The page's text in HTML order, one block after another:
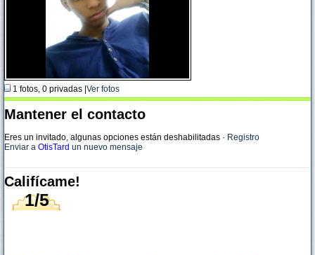
1 fotos, 0 privadas | Ver fotos
Mantener el contacto
Eres un invitado, algunas opciones están deshabilitadas · Registro
Enviar a OtisTard un nuevo mensaje
Califícame!
1/5